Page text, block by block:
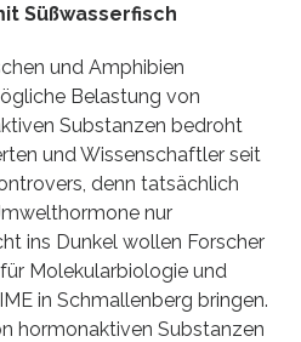
Süßwasserfisch
und Amphibien
Belastung von
Substanzen bedroht
und Wissenschaftler seit
denn tatsächlich
nur
ins Dunkel wollen Forscher
Molekularbiologie und
in Schmallenberg bringen.
hormonaktiven Substanzen